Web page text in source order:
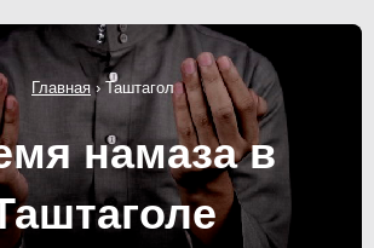
Главная›Таштагол
намаза в